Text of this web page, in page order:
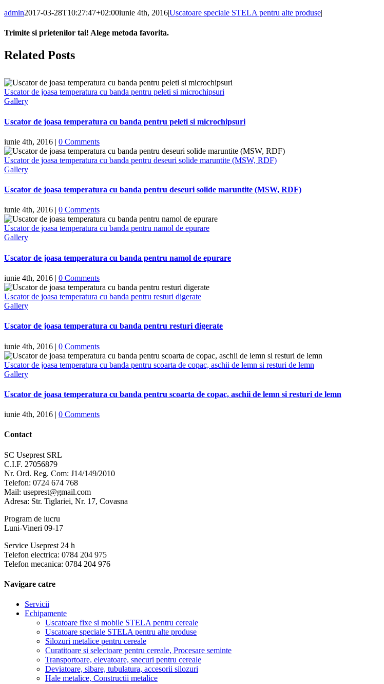
admin2017-03-28T10:27:47+02:00iunie 4th, 2016|Uscatoare speciale STELA pentru alte produse|
Trimite si prietenilor tai! Alege metoda favorita.
Facebook
X
Reddit
LinkedIn
Tumblr
Pinterest
Vk
Email
Related Posts
Uscator de joasa temperatura cu banda pentru peleti si microchipsuri
Gallery
Uscator de joasa temperatura cu banda pentru peleti si microchipsuri
iunie 4th, 2016 | 0 Comments
Uscator de joasa temperatura cu banda pentru deseuri solide maruntite (MSW, RDF)
Gallery
Uscator de joasa temperatura cu banda pentru deseuri solide maruntite (MSW, RDF)
iunie 4th, 2016 0 Comments
Uscator de joasa temperatura cu banda pentru namol de epurare
Gallery
Uscator de joasa temperatura cu banda pentru namol de epurare
iunie 4th, 2016 | 0 Comments
Uscator de joasa temperatura cu banda pentru resturi digerate
Gallery
Uscator de joasa temperatura cu banda pentru resturi digerate
iunie 4th, 2016 | 0 Comments
Uscator de joasa temperatura cu banda pentru scoarta de copac, aschii de lemn si resturi de lemn
Gallery
Uscator de joasa temperatura cu banda pentru scoarta de copac, aschii de lemn si resturi de lemn
iunie 4th, 2016 | 0 Comments
Contact
SC Useprest SRL
C.I.F. 27056879
Nr. Ord. Reg. Com: J14/149/2010
Telefon: 0724 674 768
Mail: useprest@gmail.com
Adresa: Str. Tiglariei, Nr. 17, Covasna
Program de lucru
Luni-Vineri 09-17
Service Useprest 24 h
Telefon electrica: 0784 204 975
Telefon mecanica: 0784 204 976
Navigare catre
Servicii
Echipamente
Uscatoare fixe si mobile STELA pentru cereale
Uscatoare speciale STELA pentru alte produse
Silozuri metalice pentru cereale
Curatitoare si selectoare pentru cereale, Procesare seminte
Transportoare, elevatoare, snecuri pentru cereale
Deviatoare, sibare, tubulatura, accesorii silozuri
Hale metalice, Constructii metalice